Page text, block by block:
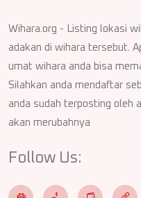
Wihara.org - Listing lokasi
adakan di wihara tersebut.
umat wihara anda bisa
Silahkan anda mendaftar
anda sudah terposting oleh
akan merubahnya
Follow Us: